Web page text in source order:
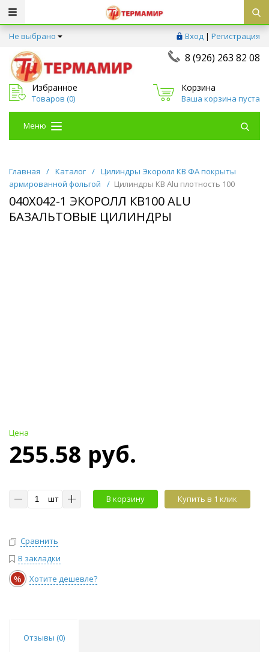
Не выбрано Вход | Регистрация
8 (926) 263 82 08
Избранное
Товаров (0)
Корзина
Ваша корзина пуста
Меню
Главная / Каталог / Цилиндры Экоролл КВ ФА покрыты
армированной фольгой
/ Цилиндры КВ Alu плотность 100
040Х042-1 ЭКОРОЛЛ КВ100 ALU
БАЗАЛЬТОВЫЕ ЦИЛИНДРЫ
Цена
255.58 руб.
шт В корзину Купить в 1 клик
Сравнить
В закладки
% Хотите дешевле?
Отзывы (0)